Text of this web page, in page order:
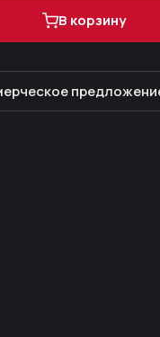
В корзину